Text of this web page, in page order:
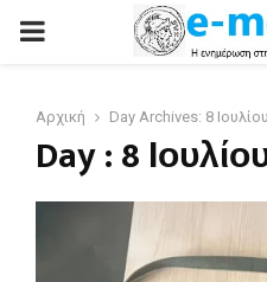
PRIMARY
Αρχική Day Archives: 8
Day : 8